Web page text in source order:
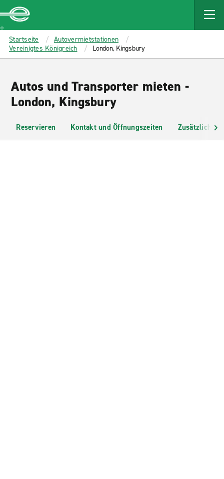
MAIN
CONTENT
Enterprise
Startseite
Autovermietstationen
Vereinigtes Königreich
London, Kingsbury
Autos und Transporter mieten -
London, Kingsbury
Reservieren Kontakt und Öffnungszeiten Zusätzliche